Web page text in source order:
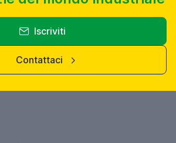
Iscriviti
Contattaci